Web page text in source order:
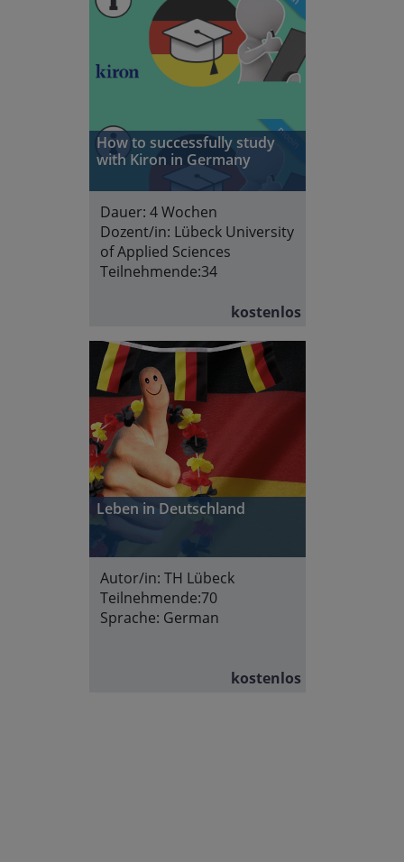
How to successfully study
with Kiron in Germany
Dauer: 4 Wochen
Dozent/in: Lübeck University
of Applied Sciences
Teilnehmende:34
kostenlos
Leben in Deutschland
Autor/in: TH Lübeck
Teilnehmende:70
Sprache: German
kostenlos